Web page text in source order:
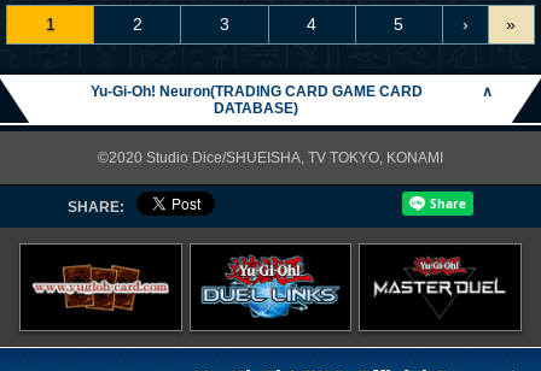
1 2 3 4 5 › »
Yu-Gi-Oh! Neuron(TRADING CARD GAME CARD
DATABASE)
∧
©2020 Studio Dice/SHUEISHA, TV TOKYO, KONAMI
SHARE: